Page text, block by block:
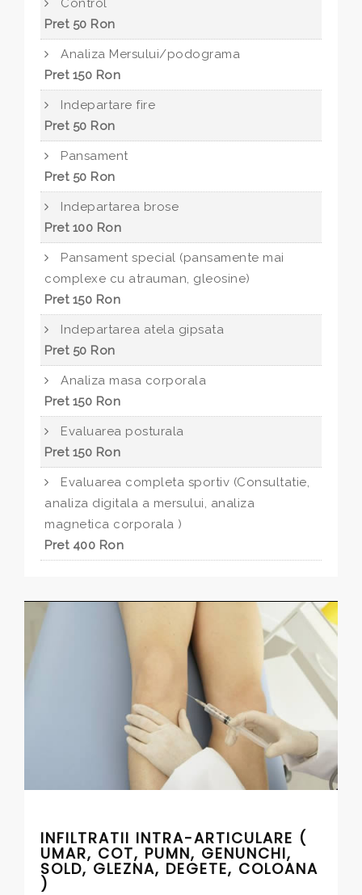
Control
Pret 50 Ron
Analiza Mersului/podograma
Pret 150 Ron
Indepartare fire
Pret 50 Ron
Pansament
Pret 50 Ron
Indepartarea brose
Pret 100 Ron
Pansament special (pansamente mai
complexe cu atrauman, gleosine)
Pret 150 Ron
Indepartarea atela gipsata
Pret 50 Ron
Analiza masa corporala
Pret 150 Ron
Evaluarea posturala
Pret 150 Ron
Evaluarea completa sportiv (Consultatie,
analiza digitala a mersului, analiza
magnetica corporala )
Pret 400 Ron
INFILTRATII INTRA-ARTICULARE (
UMAR, COT, PUMN, GENUNCHI,
SOLD, GLEZNA, DEGETE, COLOANA
)